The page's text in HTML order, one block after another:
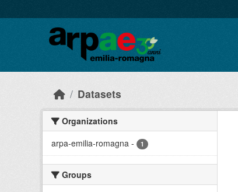
Datasets
Organizations
arpa-emilia-romagna - 1
Groups